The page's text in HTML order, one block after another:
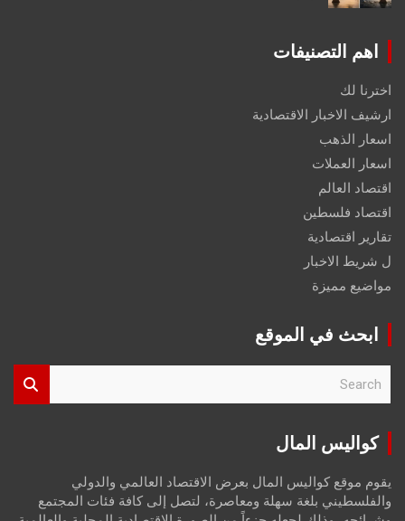
اهم التصنيفات
اخترنا لك
ارشيف الاخبار الاقتصادية
اسعار الذهب
اسعار العملات
اقتصاد العالم
اقتصاد فلسطين
تقارير اقتصادية
ل شريط الاخبار
مواضيع مميزة
ابحث في الموقع
r
كواليس المال
يقوم موقع كواليس المال بعرض الاقتصاد العالمي والدولي
والفلسطيني بلغة سهلة ومعاصرة، لتصل إلى كافة فئات المجتمع